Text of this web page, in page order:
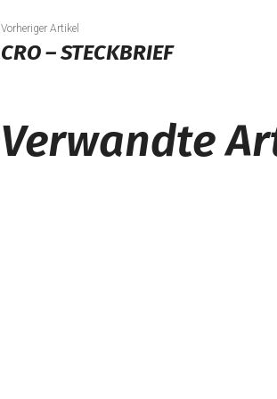
Vorheriger Artikel
CRO – STECKBRIEF
Verwandte